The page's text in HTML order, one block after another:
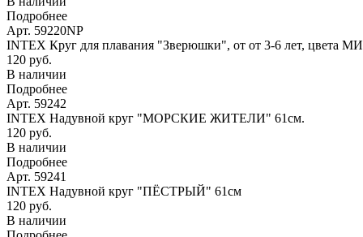
Подробнее
Арт. 59220NP
INTEX Круг для плавания "Зверюшки", от от 3-6 лет, цвета
120 руб.
В наличии
Подробнее
Арт. 59242
INTEX Надувной круг "МОРСКИЕ ЖИТЕЛИ" 61см.
120 руб.
В наличии
Подробнее
Арт. 59241
INTEX Надувной круг "ПЁСТРЫЙ" 61см
120 руб.
В наличии